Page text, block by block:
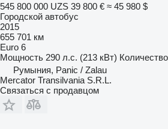
545 800 000 UZS 39 800 € ≈ 45 980 $
Городской автобус
2015
655 701 км
Euro 6
Мощность 290 л.с. (213 кВт)
Румыния, Panic / Zalau
Mercator Transilvania S.R.L.
Связаться с продавцом